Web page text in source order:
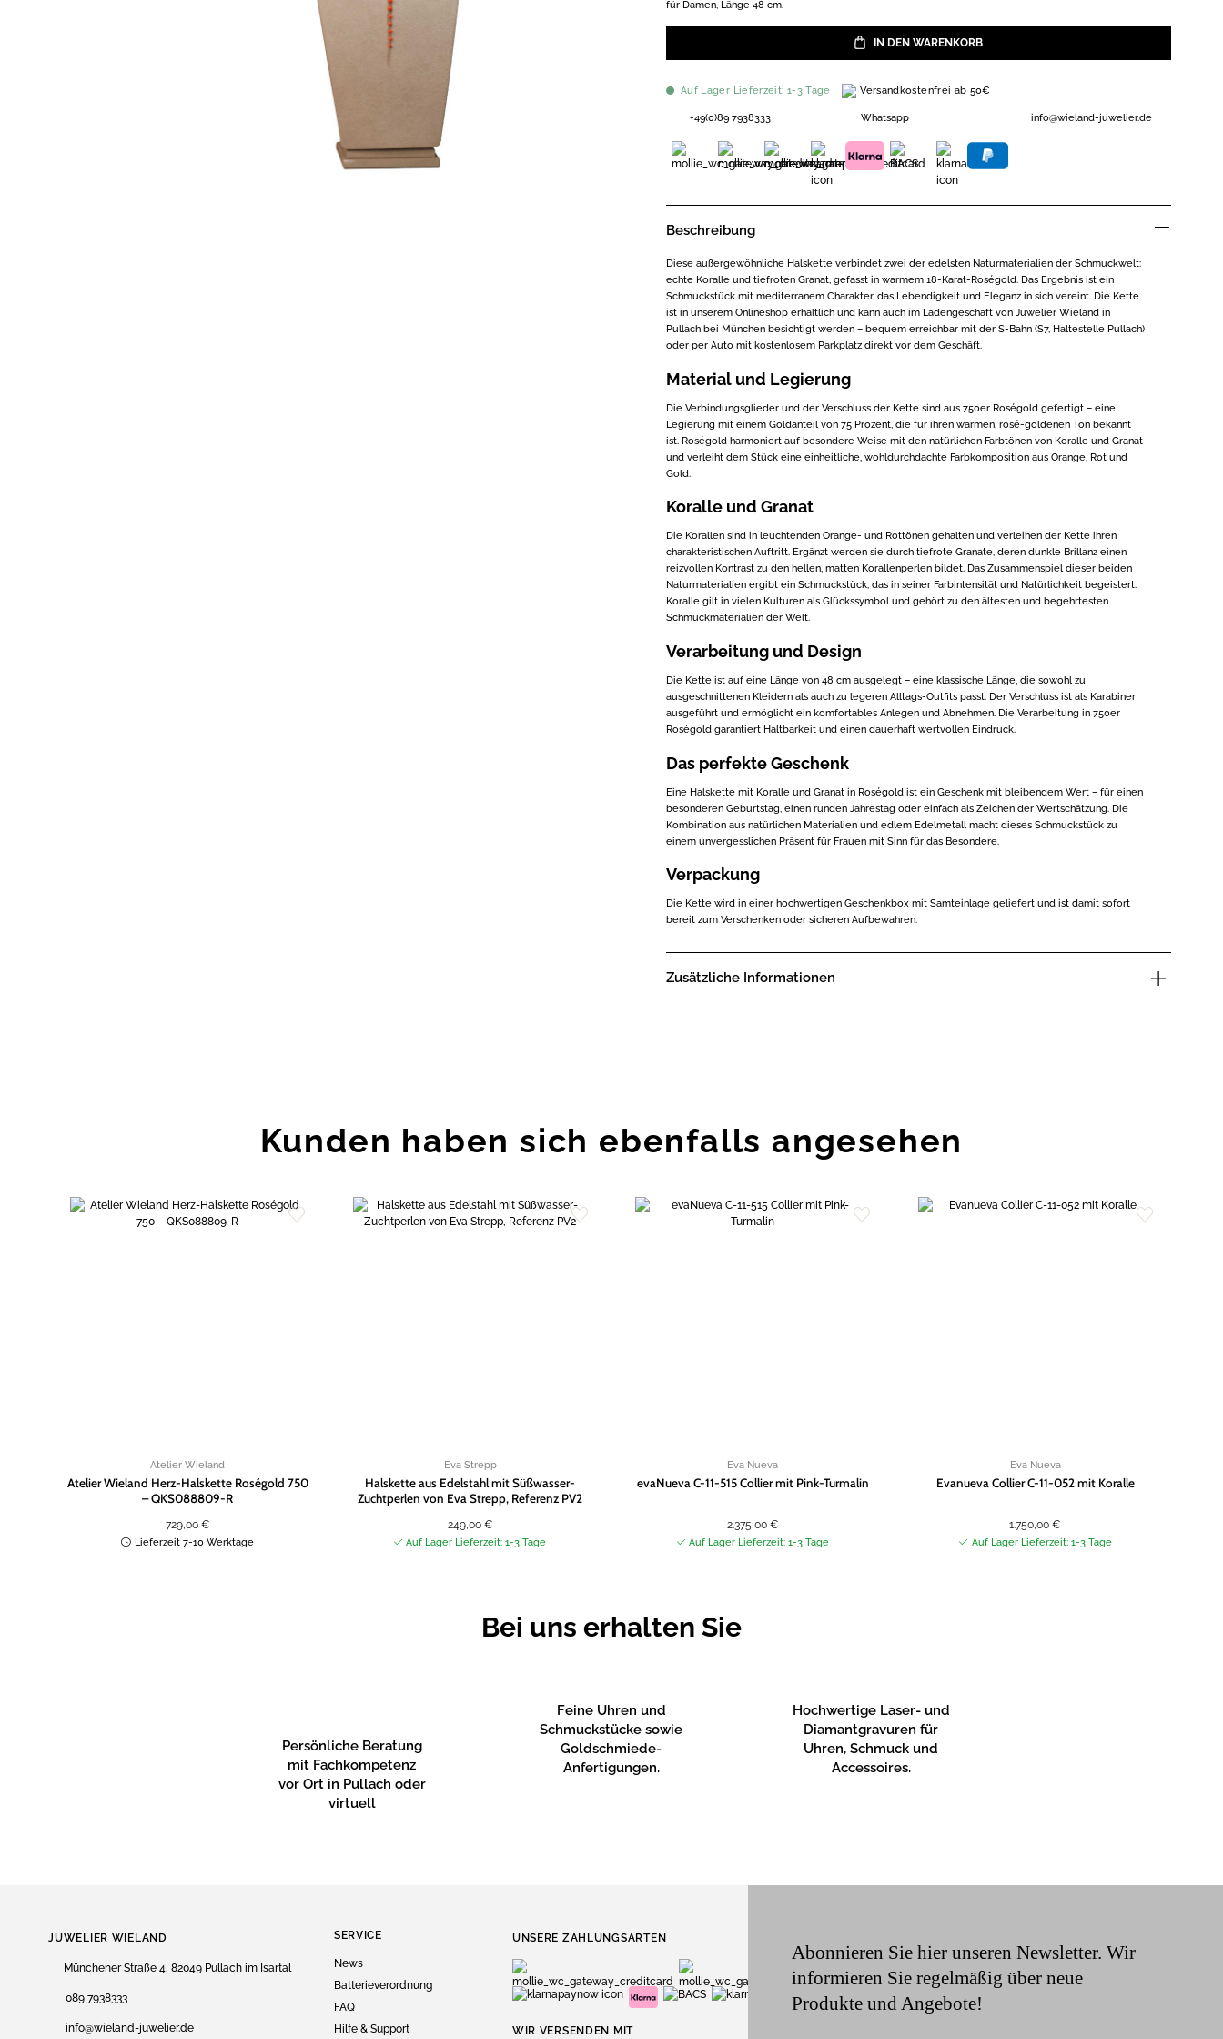
für Damen, Länge 48 cm.
IN DEN WARENKORB
Auf Lager Lieferzeit: 1-3 Tage Versandkostenfrei ab 50€
+49(0)89 7938333 Whatsapp info@wieland-juwelier.de
Beschreibung
Diese außergewöhnliche Halskette verbindet zwei der edelsten Naturmaterialien der Schmuckwelt:
echte Koralle und tiefroten Granat, gefasst in warmem 18-Karat-Roségold. Das Ergebnis ist ein
Schmuckstück mit mediterranem Charakter, das Lebendigkeit und Eleganz in sich vereint. Die Kette
ist in unserem Onlineshop erhältlich und kann auch im Ladengeschäft von Juwelier Wieland in
Pullach bei München besichtigt werden – bequem erreichbar mit der S-Bahn (S7, Haltestelle Pullach)
oder per Auto mit kostenlosem Parkplatz direkt vor dem Geschäft.
Material und Legierung
Die Verbindungsglieder und der Verschluss der Kette sind aus 750er Roségold gefertigt – eine
Legierung mit einem Goldanteil von 75 Prozent, die für ihren warmen, rosé-goldenen Ton bekannt
ist. Roségold harmoniert auf besondere Weise mit den natürlichen Farbtönen von Koralle und Granat
und verleiht dem Stück eine einheitliche, wohldurchdachte Farbkomposition aus Orange, Rot und
Gold.
Koralle und Granat
Die Korallen sind in leuchtenden Orange- und Rottönen gehalten und verleihen der Kette ihren
charakteristischen Auftritt. Ergänzt werden sie durch tiefrote Granate, deren dunkle Brillanz einen
reizvollen Kontrast zu den hellen, matten Korallenperlen bildet. Das Zusammenspiel dieser beiden
Naturmaterialien ergibt ein Schmuckstück, das in seiner Farbintensität und Natürlichkeit begeistert.
Koralle gilt in vielen Kulturen als Glückssymbol und gehört zu den ältesten und begehrtesten
Schmuckmaterialien der Welt.
Verarbeitung und Design
Die Kette ist auf eine Länge von 48 cm ausgelegt – eine klassische Länge, die sowohl zu
ausgeschnittenen Kleidern als auch zu legeren Alltags-Outfits passt. Der Verschluss ist als Karabiner
ausgeführt und ermöglicht ein komfortables Anlegen und Abnehmen. Die Verarbeitung in 750er
Roségold garantiert Haltbarkeit und einen dauerhaft wertvollen Eindruck.
Das perfekte Geschenk
Eine Halskette mit Koralle und Granat in Roségold ist ein Geschenk mit bleibendem Wert – für einen
besonderen Geburtstag, einen runden Jahrestag oder einfach als Zeichen der Wertschätzung. Die
Kombination aus natürlichen Materialien und edlem Edelmetall macht dieses Schmuckstück zu
einem unvergesslichen Präsent für Frauen mit Sinn für das Besondere.
Verpackung
Die Kette wird in einer hochwertigen Geschenkbox mit Samteinlage geliefert und ist damit sofort
bereit zum Verschenken oder sicheren Aufbewahren.
Zusätzliche Informationen
Kunden haben sich ebenfalls angesehen
Atelier Wieland
Atelier Wieland Herz-Halskette Roségold 750
– QKS088809-R
729,00 €
Lieferzeit 7-10 Werktage
Eva Strepp
Halskette aus Edelstahl mit Süßwasser-
Zuchtperlen von Eva Strepp, Referenz PV2
249,00 €
Auf Lager Lieferzeit: 1-3 Tage
Eva Nueva
evaNueva C-11-515 Collier mit Pink-Turmalin
2.375,00 €
Auf Lager Lieferzeit: 1-3 Tage
Eva Nueva
Evanueva Collier C-11-052 mit Koralle
1.750,00€
Auf Lager Lieferzeit: 1-3 Tage
Bei uns erhalten Sie
Persönliche Beratung
mit Fachkompetenz
vor Ort in Pullach oder
virtuell
Feine Uhren und
Schmuckstücke sowie
Goldschmiede-
Anfertigungen.
Hochwertige Laser- und
Diamantgravuren für
Uhren, Schmuck und
Accessoires.
JUWELIER WIELAND
Münchener Straße 4, 82049 Pullach im Isartal
089 7938333
info@wieland-juwelier.de
SERVICE
News
Batterieverordnung
FAQ
Hilfe & Support
UNSERE ZAHLUNGSARTEN
WIR VERSENDEN MIT
Abonnieren Sie hier unseren Newsletter. Wir
informieren Sie regelmäßig über neue
Produkte und Angebote!